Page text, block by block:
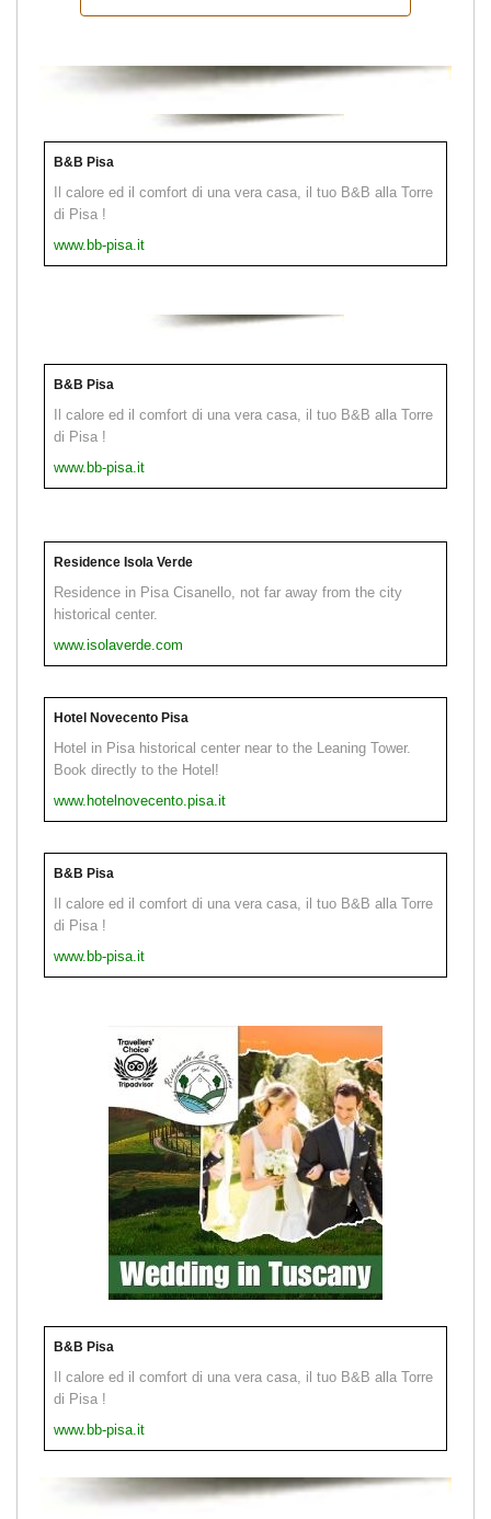
B&B Pisa
Il calore ed il comfort di una vera casa, il tuo B&B alla Torre
di Pisa !
www.bb-pisa.it
B&B Pisa
Il calore ed il comfort di una vera casa, il tuo B&B alla Torre
di Pisa !
www.bb-pisa.it
Residence Isola Verde
Residence in Pisa Cisanello, not far away from the city
historical center.
www.isolaverde.com
Hotel Novecento Pisa
Hotel in Pisa historical center near to the Leaning Tower.
Book directly to the Hotel!
www.hotelnovecento.pisa.it
B&B Pisa
Il calore ed il comfort di una vera casa, il tuo B&B alla Torre
di Pisa !
www.bb-pisa.it
B&B Pisa
Il calore ed il comfort di una vera casa, il tuo B&B alla Torre
di Pisa !
www.bb-pisa.it